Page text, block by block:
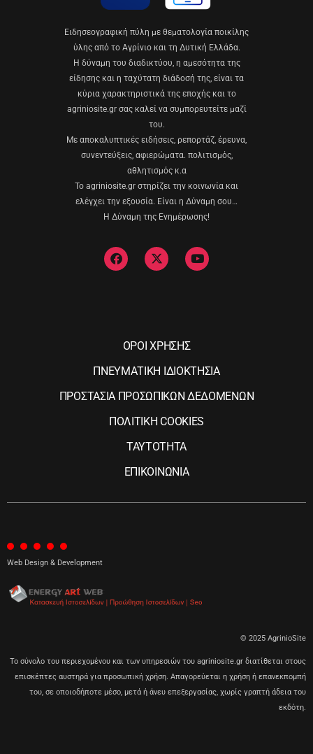
Eιδησεογραφική πύλη με θεματολογία ποικίλης
ύλης από το Αγρίνιο και τη Δυτική Ελλάδα.
Η δύναμη του διαδικτύου, η αμεσότητα της
είδησης και η ταχύτατη διάδοσή της, είναι τα
κύρια χαρακτηριστικά της εποχής και το
agriniosite.gr σας καλεί να συμπορευτείτε μαζί
του.
Με αποκαλυπτικές ειδήσεις, ρεπορτάζ, έρευνα,
συνεντεύξεις, αφιερώματα. πολιτισμός,
αθλητισμός κ.α
Το agriniosite.gr στηρίζει την κοινωνία και
ελέγχει την εξουσία. Είναι η Δύναμη σου…
Η Δύναμη της Ενημέρωσης!
ΟΡΟΙ ΧΡΗΣΗΣ
ΠΝΕΥΜΑΤΙΚΗ ΙΔΙΟΚΤΗΣΙΑ
ΠΡΟΣΤΑΣΙΑ ΠΡΟΣΩΠΙΚΩΝ ΔΕΔΟΜΕΝΩΝ
ΠΟΛΙΤΙΚΗ COOKIES
ΤΑΥΤΟΤΗΤΑ
ΕΠΙΚΟΙΝΩΝΙΑ
Web Design & Development
© 2025 AgrinioSite
Το σύνολο του περιεχομένου και των υπηρεσιών του agriniosite.gr διατίθεται στους
επισκέπτες αυστηρά για προσωπική χρήση. Απαγορεύεται η χρήση ή επανεκπομπή
του, σε οποιοδήποτε μέσο, μετά ή άνευ επεξεργασίας, χωρίς γραπτή άδεια του
εκδότη.